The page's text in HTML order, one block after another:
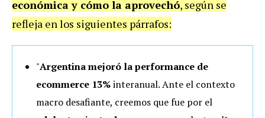
económica y cómo la aprovechó, según se
refleja en los siguientes párrafos:
"Argentina mejoró la performance de
ecommerce 13%interanual. Ante el contexto
macro desafiante, creemos que fue por el